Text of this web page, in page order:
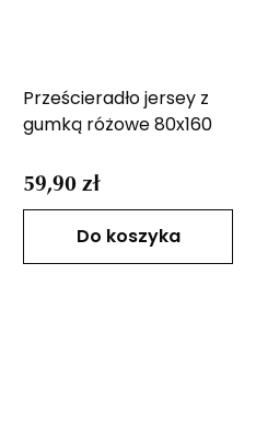
Prześcieradło jersey z
gumką różowe 80x160
59,90 zł
Do koszyka